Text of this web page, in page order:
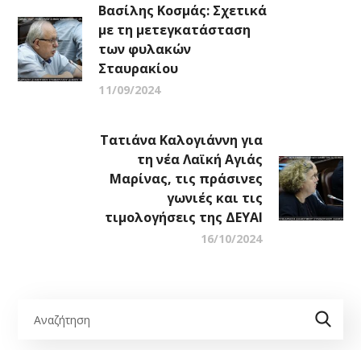
Βασίλης Κοσμάς: Σχετικά
με τη μετεγκατάσταση
των φυλακών
Σταυρακίου
11/09/2024
Τατιάνα Καλογιάννη για
τη νέα Λαϊκή Αγιάς
Μαρίνας, τις πράσινες
γωνιές και τις
τιμολογήσεις της ΔΕΥΑΙ
16/10/2024